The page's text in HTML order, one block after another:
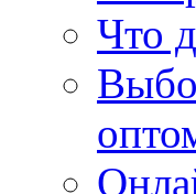
Что